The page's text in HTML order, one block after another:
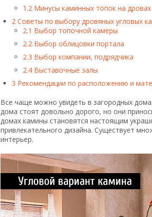
1.2Минусы каминных топок на дровах
2Советы по выбору дровяных угловых
2.1 Выбор топочной камеры
2.2Выбор облицовки портала
2.3 Выбор компании, подрядчика
2.4Выставочные залы
3 Рекомендации по расположению и
Все чаще можно увидеть в загородных
дома стоят довольно дорого, но они
домах камины становятся настоящим
привлекательного дизайна. Существует
интерьер.